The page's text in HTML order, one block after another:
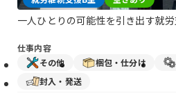
一人ひとりの可能性を引き出す就
仕事内容
その他
梱包・仕分け
封入・発送